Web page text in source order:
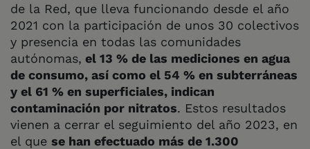
de la Red, que lleva funcionando desde el año
2021 con la participación de unos 30 colectivos
y presencia en todas las comunidades
autónomas, el 13 % de las mediciones en agua
de consumo, así como el 54 % en subterráneas
y el 61 % en superficiales, indican
contaminación por nitratos. Estos resultados
vienen a cerrar el seguimiento del año 2023, en
el que se han efectuado más de 1.300